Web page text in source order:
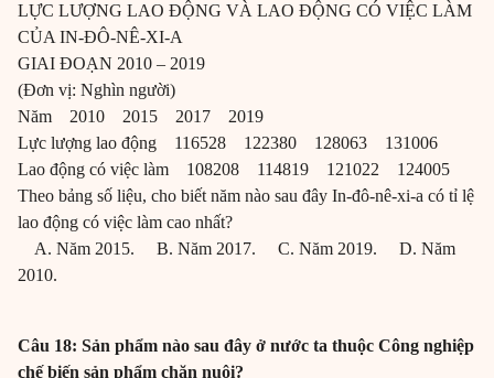
LỰC LƯỢNG LAO ĐỘNG VÀ LAO ĐỘNG CÓ VIỆC LÀM
CỦA IN-ĐÔ-NÊ-XI-A
GIAI ĐOẠN 2010 – 2019
(Đơn vị: Nghìn người)
Năm 2010 2015 2017 2019
Lực lượng lao động 116528 122380 128063 131006
Lao động có việc làm 108208 114819 121022 124005
Theo bảng số liệu, cho biết năm nào sau đây In-đô-nê-xi-a có tỉ lệ
lao động có việc làm cao nhất?
A. Năm 2015. B. Năm 2017. C. Năm 2019. D. Năm
2010.
Câu 18: Sản phẩm nào sau đây ở nước ta thuộc Công nghiệp
chế biến sản phẩm chăn nuôi?